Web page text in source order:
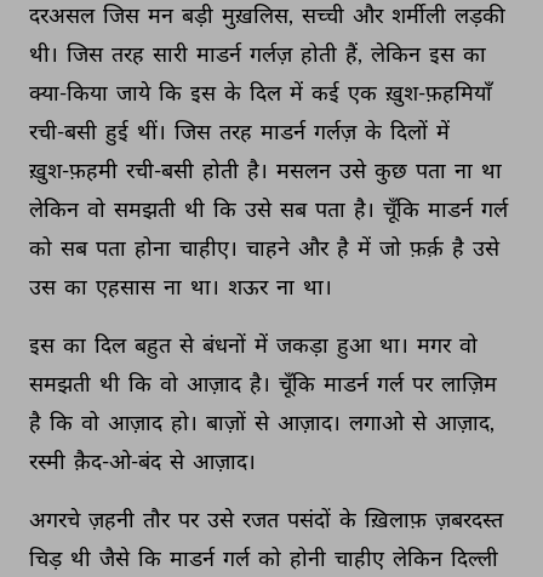
दरअसल जिस मन बड़ी मुख़लिस, सच्ची और शर्मीली लड़की
थी। जिस तरह सारी माडर्न गर्लज़ होती हैं, लेकिन इस का
क्या-किया जाये कि इस के दिल में कई एक ख़ुश-फ़हमियाँ
रची-बसी हुई थीं। जिस तरह माडर्न गर्लज़ के दिलों में
ख़ुश-फ़हमी रची-बसी होती है। मसलन उसे कुछ पता ना था
लेकिन वो समझती थी कि उसे सब पता है। चूँकि माडर्न गर्ल
को सब पता होना चाहीए। चाहने और है में जो फ़र्क़ है उसे
उस का एहसास ना था। शऊर ना था।
इस का दिल बहुत से बंधनों में जकड़ा हुआ था। मगर वो
समझती थी कि वो आज़ाद है। चूँकि माडर्न गर्ल पर लाज़िम
है कि वो आज़ाद हो। बाज़ों से आज़ाद। लगाओ से आज़ाद,
रस्मी क़ैद-ओ-बंद से आज़ाद।
अगरचे ज़हनी तौर पर उसे रजत पसंदों के ख़िलाफ़ ज़बरदस्त
चिड़ थी जैसे कि माडर्न गर्ल को होनी चाहीए लेकिन दिल्ली